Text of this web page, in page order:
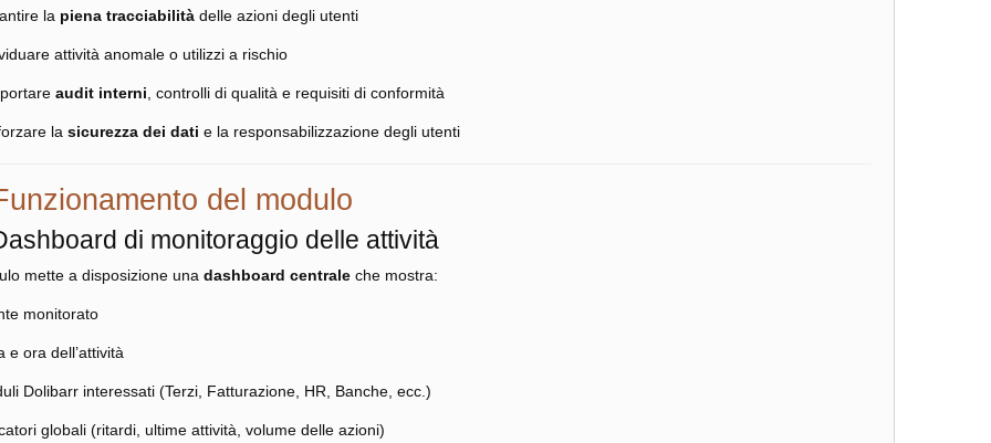
la piena tracciabilità delle azioni degli utenti
attività anomale o utilizzi a rischio
audit interni , controlli di qualità e requisiti di conformità
la sicurezza dei dati e la responsabilizzazione degli utenti
del modulo
di monitoraggio delle attività
mette a disposizione una dashboard centrale che mostra:
monitorato
e ora dell’attività
Dolibarr interessati (Terzi, Fatturazione, HR, Banche, ecc.)
globali (ritardi, ultime attività, volume delle azioni)